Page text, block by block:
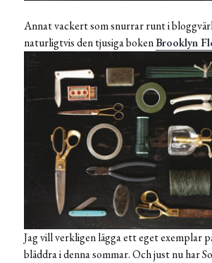
Annat vackert som snurrar runt i
naturligtvis den tjusiga bokenBrooklyn
Jag vill verkligen lägga ett eget exemplar
bläddra i denna sommar. Och just nu har